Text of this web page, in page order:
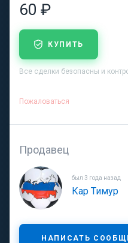
60 ₽
КУПИТЬ
Все сделки безопасны и
Пожаловаться
Продавец
был 3 года назад
Кар Тимур
НАПИСАТЬ